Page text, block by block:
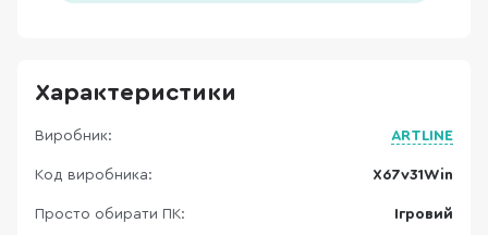
Характеристики
Виробник: ARTLINE
Код виробника: X67v31Win
Просто обирати ПК: Ігровий